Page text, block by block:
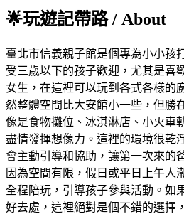
🌟玩遊記帶路/ About
臺北市信義親子館是個專為小小孩
受三歲以下的孩子歡迎，尤其是喜
女生，在這裡可以玩到各式各樣的
然整體空間比大安館小一些，但勝
像是食物攤位、冰淇淋店、小火車
盡情發揮想像力。這裡的環境很乾
會主動引導和協助，讓第一次來的
因為空間有限，假日或平日上午人
全程陪玩，引導孩子參與活動。如
好去處，這裡絕對是個不錯的選擇